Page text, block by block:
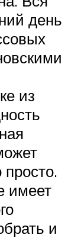
день
из
имеет
и